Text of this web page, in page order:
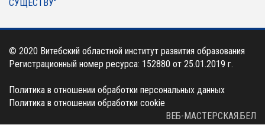
СУЩЕСТВУ"
© 2020 Витебский областной институт развития образования
Регистрационный номер ресурса: 152880 от 25.01.2019 г.
Политика в отношении обработки персональных данных
Политика в отношении обработки cookie
ВЕБ-МАСТЕРСКАЯ.БЕЛ